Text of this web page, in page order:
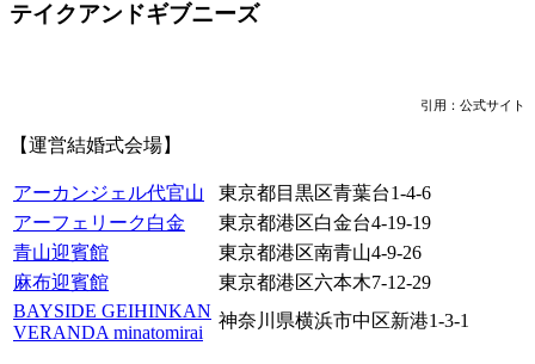
テイクアンドギブニーズ
引用：公式サイト
【運営結婚式会場】
アーカンジェル代官山
東京都目黒区青葉台1-4-6
アーフェリーク白金
東京都港区白金台4-19-19
青山迎賓館
東京都港区南青山4-9-26
麻布迎賓館
東京都港区六本木7-12-29
BAYSIDE GEIHINKAN
VERANDA minatomirai
神奈川県横浜市中区新港1-3-1